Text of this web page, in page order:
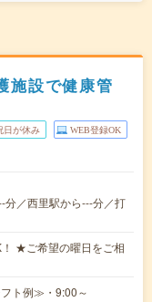
施設で健康管
日が休み WEB登録OK
分／西里駅から---分／打
★ご希望の曜日をご相
ト例≫・9:00～